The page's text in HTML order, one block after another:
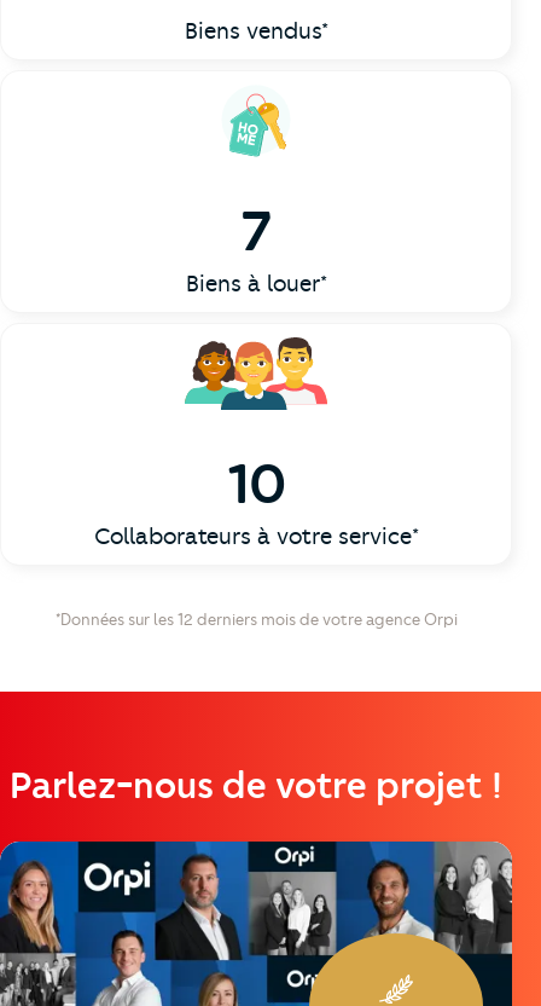
Biens vendus*
7
Biens à louer*
10
Collaborateurs à votre service*
*Données sur les 12 derniers mois de votre agence Orpi
Parlez-nous de votre projet !
https://cutjhqvjma.cloudimg.io/_prod_/orpibackend/